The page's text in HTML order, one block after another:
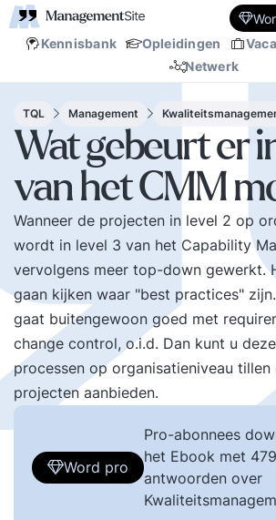
Kennisbank Opleidingen
Netwerk
TQL Management
Wat gebeurt er
van het CMM
Wanneer de projecten in level 2 op
wordt in level 3 van het Capability
vervolgens meer top-down gewerkt.
gaan kijken waar "best practices"
gaat buitengewoon goed met
change control, o.i.d. Dan kunt u
processen op organisatieniveau tillen
projecten aanbieden.
Word pro
Pro-abonnees
het Ebook met
antwoorden over